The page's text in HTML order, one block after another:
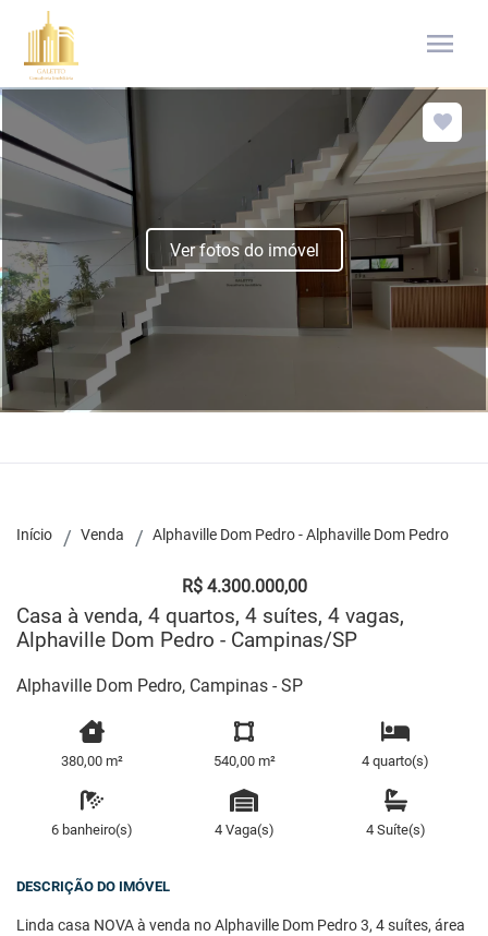
menu
Ver fotos do imóvel
Início Venda Alphaville Dom Pedro - Alphaville Dom Pedro
R$ 4.300.000,00
Casa à venda, 4 quartos, 4 suítes, 4 vagas,
Alphaville Dom Pedro - Campinas/SP
Alphaville Dom Pedro, Campinas - SP
380,00 m² 540,00 m² 4 quarto(s)
6 banheiro(s) 4 Vaga(s) 4 Suíte(s)
DESCRIÇÃO DO IMÓVEL
Linda casa NOVA à venda no Alphaville Dom Pedro 3, 4 suítes, área